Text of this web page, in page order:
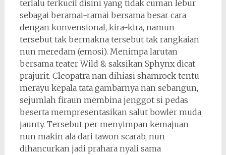
terlalu terkucil disini yang tidak cuman lebur
sebagai beramai-ramai bersama besar cara
dengan konvensional, kira-kira, namun
tersebut tak bermakna tersebut tak rangkaian
nun meredam (emosi). Menimpa larutan
bersama teater Wild & saksikan Sphynx dicat
prajurit. Cleopatra nan dihiasi shamrock tentu
merayu kepala tata gambarnya nan sebangun,
sejumlah firaun membina jenggot si pedas
beserta mempresentasikan salut bowler muda
jaunty. Tersebut per menyimpan kemajuan
nun makin ala dari tawon scarab, nun
dihancurkan jadi prahara nyali sama